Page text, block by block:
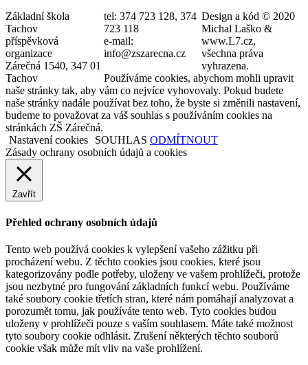
Základní škola
Tachov
příspěvková
organizace
Zárečná 1540, 347 01
Tachov
tel: 374 723 128, 374
723 118
e-mail:
info@zszarecna.cz
Design a kód © 2020
Michal Laško &
www.L7.cz,
všechna práva
vyhrazena.
Používáme cookies, abychom mohli upravit
naše stránky tak, aby vám co nejvíce vyhovovaly. Pokud budete
naše stránky nadále používat bez toho, že byste si změnili nastavení,
budeme to považovat za váš souhlas s používáním cookies na
stránkách ZŠ Zárečná.
Nastavení cookies
SOUHLAS ODMÍTNOUT
Zásady ochrany osobních údajů a cookies
Zavřít
Přehled ochrany osobních údajů
Tento web používá cookies k vylepšení vašeho zážitku při
procházení webu. Z těchto cookies jsou cookies, které jsou
kategorizovány podle potřeby, uloženy ve vašem prohlížeči, protože
jsou nezbytné pro fungování základních funkcí webu. Používáme
také soubory cookie třetích stran, které nám pomáhají analyzovat a
porozumět tomu, jak používáte tento web. Tyto cookies budou
uloženy v prohlížeči pouze s vaším souhlasem. Máte také možnost
tyto soubory cookie odhlásit. Zrušení některých těchto souborů
cookie však může mít vliv na vaše prohlížení.